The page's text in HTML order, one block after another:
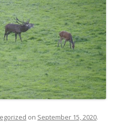
on September 15, 2020.